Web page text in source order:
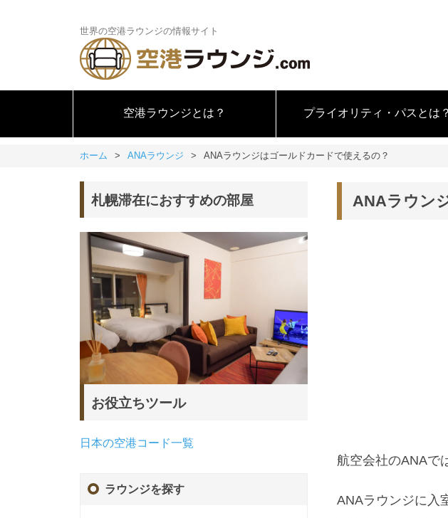
世界の空港ラウンジの情報サイト
空港ラウンジとは？ プライオリティ・パスとは？
ホーム ANAラウンジ ANAラウンジはゴールドカードで使えるの？
ANAラウン
航空会社のANAで
ANAラウンジに入
札幌滞在におすすめの部屋
お役立ちツール
日本の空港コード一覧
ラウンジを探す